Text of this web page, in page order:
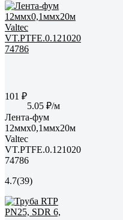
101 ₽
5.05 ₽/м
Лента-фум
12ммх0,1ммх20м
Valtec
VT.PTFE.0.121020
74786
4.7(39)